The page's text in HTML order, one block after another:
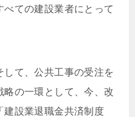
ての建設業者にとって
て、公共工事の受注を
略の一環として、今、改
建設業退職金共済制度